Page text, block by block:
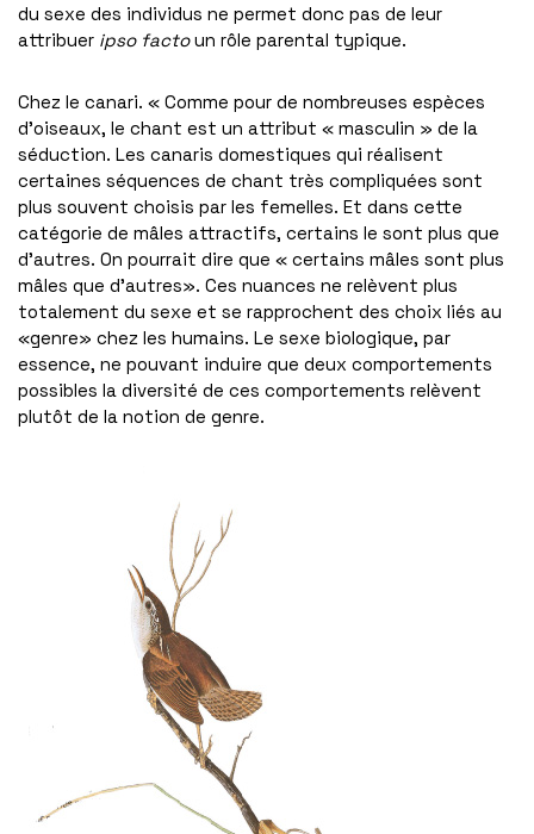
du sexe des individus ne permet donc pas de leur
attribuer ipso factoun rôle parental typique.
Chez le canari. « Comme pour de nombreuses espèces
d’oiseaux, le chant est un attribut « masculin » de la
séduction. Les canaris domestiques qui réalisent
certaines séquences de chant très compliquées sont
plus souvent choisis par les femelles. Et dans cette
catégorie de mâles attractifs, certains le sont plus que
d’autres. On pourrait dire que « certains mâles sont plus
mâles que d’autres». Ces nuances ne relèvent plus
totalement du sexe et se rapprochent des choix liés au
«genre» chez les humains. Le sexe biologique, par
essence, ne pouvant induire que deux comportements
possibles la diversité de ces comportements relèvent
plutôt de la notion de genre.